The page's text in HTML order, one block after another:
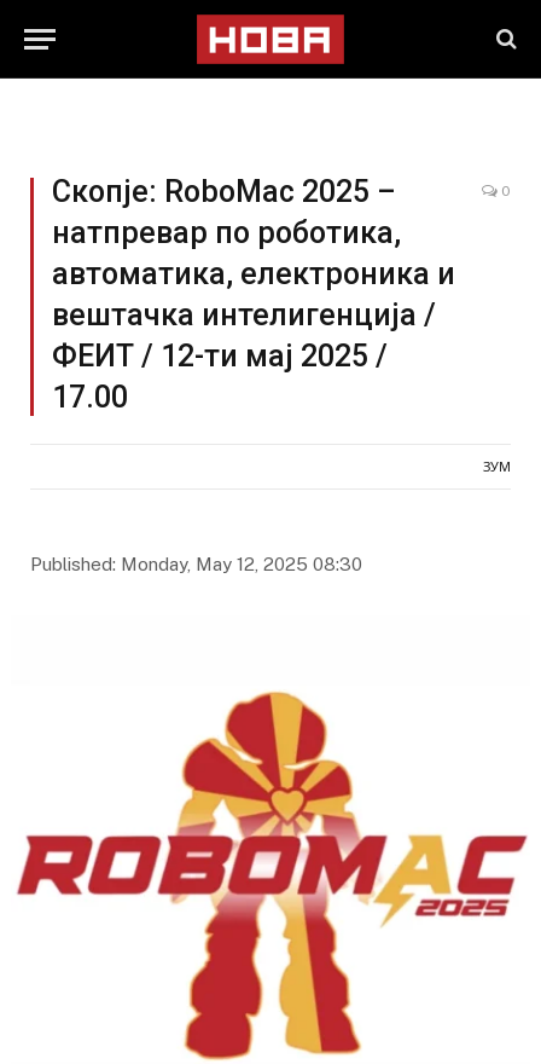
Скопје: RoboMac 2025 –
натпревар по роботика,
автоматика, електроника и
вештачка интелигенција /
ФЕИТ / 12-ти мај 2025 /
17.00
0
ЗУМ
Published: Monday, May 12, 2025 08:30